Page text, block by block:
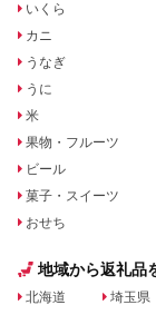
いくら
カニ
うなぎ
うに
米
果物・フルーツ
ビール
菓子・スイーツ
おせち
地域から返礼品
北海道
埼玉県